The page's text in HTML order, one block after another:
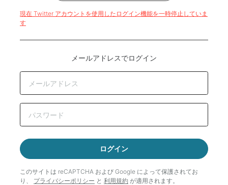
現在 Twitter アカウントを使用したログイン機能を一時停止していま
す
メールアドレスでログイン
ログイン
このサイトは reCAPTCHA および Google によって保護されてお
り、 プライバシーポリシー と 利用規約 が適用されます。